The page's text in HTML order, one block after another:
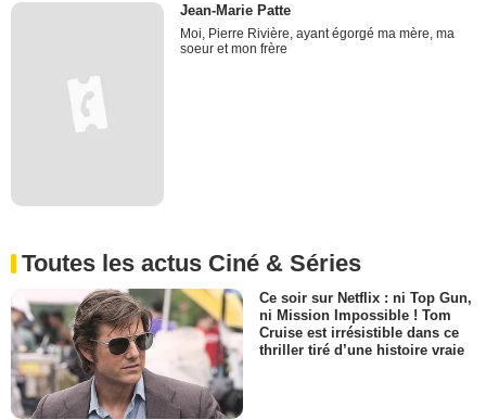
Jean-Marie Patte
Moi, Pierre Rivière, ayant égorgé ma mère, ma
soeur et mon frère
Toutes les actus Ciné & Séries
Ce soir sur Netflix : ni Top Gun,
ni Mission Impossible ! Tom
Cruise est irrésistible dans ce
thriller tiré d’une histoire vraie